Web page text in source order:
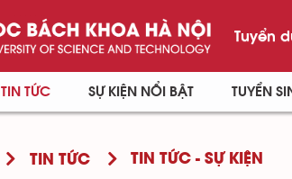
Tuyển
TIN TỨC SỰ KIỆN NỔI BẬT TUYỂN
TIN TỨC TIN TỨC - SỰ KIỆN